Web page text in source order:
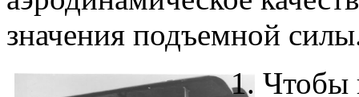
значения подъемной
Чтобы